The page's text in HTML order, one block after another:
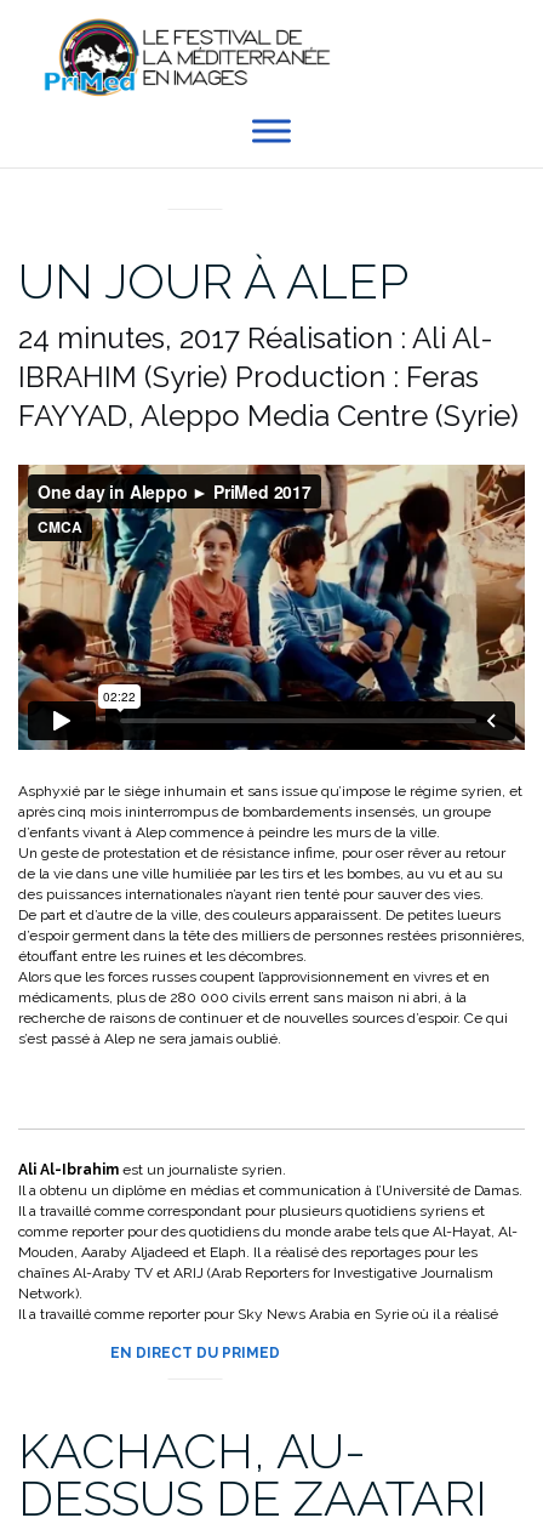
contenu
UN JOUR À ALEP
24 minutes, 2017 Réalisation : Ali Al-
IBRAHIM (Syrie) Production : Feras
FAYYAD, Aleppo Media Centre (Syrie)
Asphyxié par le siège inhumain et sans issue qu’impose le régime syrien, et
après cinq mois ininterrompus de bombardements insensés, un groupe
d’enfants vivant à Alep commence à peindre les murs de la ville.
Un geste de protestation et de résistance infime, pour oser rêver au retour
de la vie dans une ville humiliée par les tirs et les bombes, au vu et au su
des puissances internationales n’ayant rien tenté pour sauver des vies.
De part et d’autre de la ville, des couleurs apparaissent. De petites lueurs
d’espoir germent dans la tête des milliers de personnes restées prisonnières,
étouffant entre les ruines et les décombres.
Alors que les forces russes coupent l’approvisionnement en vivres et en
médicaments, plus de 280 000 civils errent sans maison ni abri, à la
recherche de raisons de continuer et de nouvelles sources d’espoir. Ce qui
s’est passé à Alep ne sera jamais oublié.
Ali Al-Ibrahim est un journaliste syrien.
Il a obtenu un diplôme en médias et communication à l’Université de Damas.
Il a travaillé comme correspondant pour plusieurs quotidiens syriens et
comme reporter pour des quotidiens du monde arabe tels que Al-Hayat, Al-
Mouden, Aaraby Aljadeed et Elaph. Il a réalisé des reportages pour les
chaînes Al-Araby TV et ARIJ (Arab Reporters for Investigative Journalism
Network).
Il a travaillé comme reporter pour Sky News Arabia en Syrie où il a réalisé
EN DIRECT DU PRIMED
KACHACH, AU-
DESSUS DE ZAATARI